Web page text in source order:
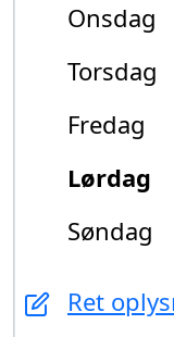
Onsdag
Torsdag
Fredag
Lørdag
Søndag
Ret